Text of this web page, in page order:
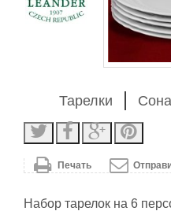
Тарелки
Печать
Набор тарелок на 6